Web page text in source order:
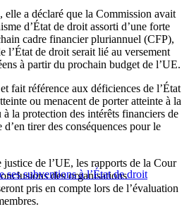
elle a déclaré que la Commission avait
d’État de droit assorti d’une forte
cadre financier pluriannuel (CFP),
l’État de droit serait lié au versement
à partir du prochain budget de l’UE.
fait référence aux déficiences de l’État
ou menacent de porter atteinte à la
la protection des intérêts financiers de
tirer des conséquences pour le
subventions à l’État de droit
de l’UE, les rapports de la Cour
des organisations
pris en compte lors de l’évaluation